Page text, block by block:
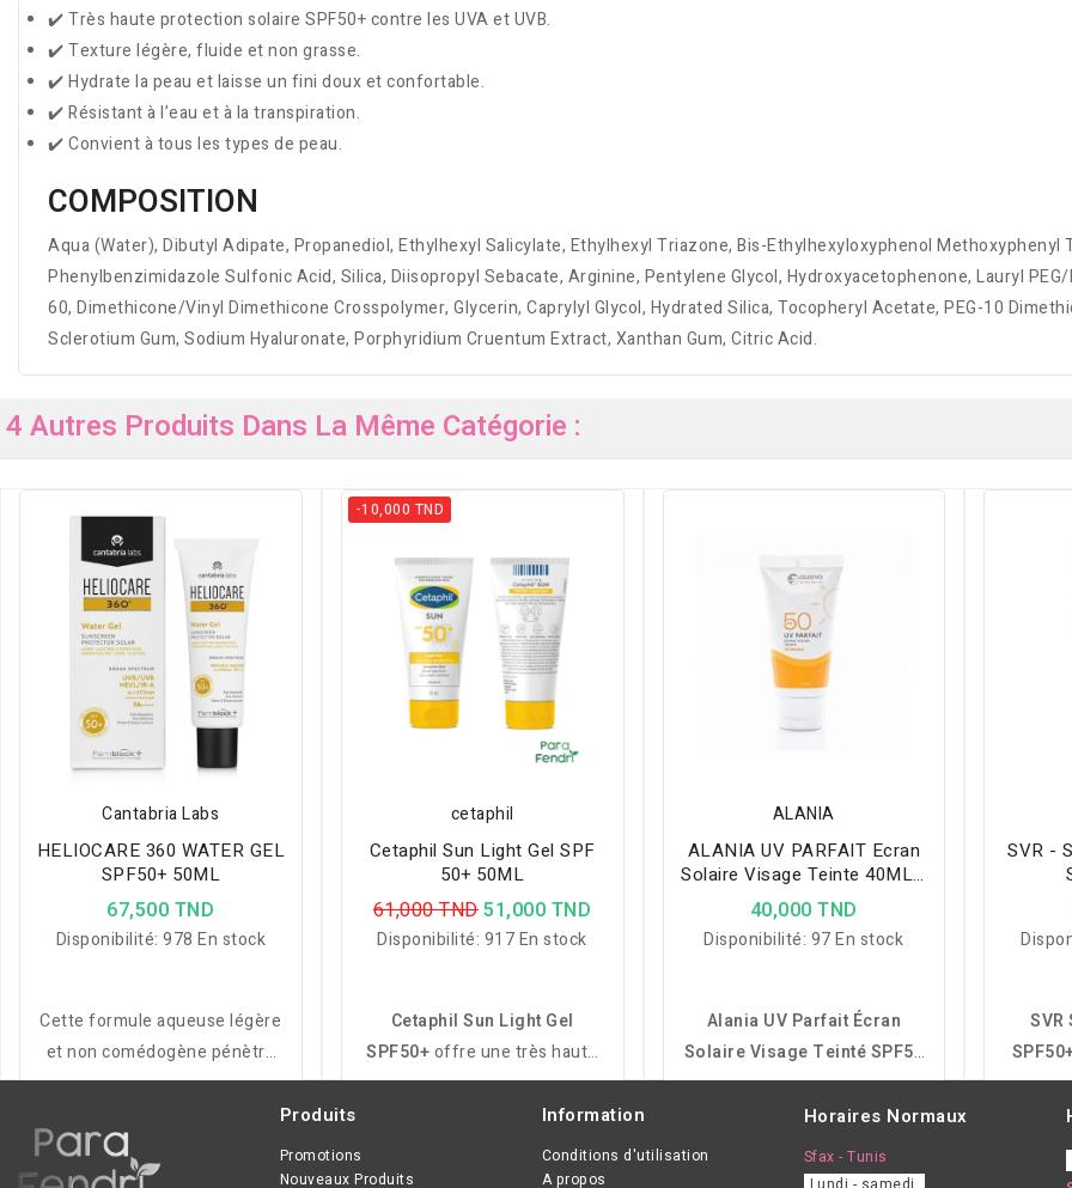
✔️ Très haute protection solaire SPF50+ contre les UVA et UVB.
✔️ Texture légère, fluide et non grasse.
✔️ Hydrate la peau et laisse un fini doux et confortable.
✔️ Résistant à l’eau et à la transpiration.
✔️ Convient à tous les types de peau.
COMPOSITION
Aqua (Water), Dibutyl Adipate, Propanediol, Ethylhexyl Salicylate, Ethylhexyl Triazone, Bis-Ethylhexyloxyphenol
Phenylbenzimidazole Sulfonic Acid, Silica, Diisopropyl Sebacate, Arginine, Pentylene Glycol, Hydroxyacetophenone, Lauryl
60, Dimethicone/Vinyl Dimethicone Crosspolymer, Glycerin, Caprylyl Glycol, Hydrated Silica, Tocopheryl Acetate, PEG-10
Sclerotium Gum, Sodium Hyaluronate, Porphyridium Cruentum Extract, Xanthan Gum, Citric Acid.
4 Autres Produits Dans La Même Catégorie :
Cantabria Labs
HELIOCARE 360 WATER GEL
SPF50+ 50ML
67,500 TND
Disponibilité:978 En stock
Cette formule aqueuse légère
et non comédogène pénètre
rapidement pour hydrater et
l’exposition solaire.
-10,000 TND
cetaphil
Cetaphil Sun Light Gel SPF
50+ 50ML
61,000 TND51,000 TND
Disponibilité: 917 En stock
Cetaphil Sun Light Gel
SPF50+offre une très haute
protection solaire UVA/UVB,
avec une texture légère, non
grasse et adaptée aux peaux
sensibles ou grasses.
ALANIA
ALANIA UV PARFAIT Ecran
Solaire Visage Teinte 40ML -
02 MEDIUM
40,000 TND
Disponibilité: 97 En stock
Alania UV Parfait Écran
Solaire Visage Teinté SPF50
02 Mediumprotège la peau
des UVA/UVB, hydrate et aide
à prévenir les taches et le
vieillissement cutané.
SVR -
SVR
haute
UVA/
légère
Produits
Promotions
Nouveaux Produits
Information
Conditions d'utilisation
A propos
Horaires Normaux
Sfax - Tunis